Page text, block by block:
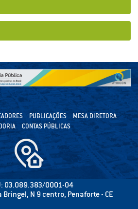
PUBLICAÇÕES
MESA DIRETORA
CONTAS PÚBLICAS
03.089.383/0001-04
N 9 centro, Penaforte - CE